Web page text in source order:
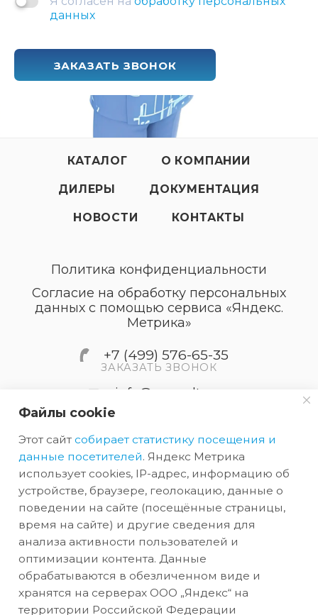
данных
ЗАКАЗАТЬ ЗВОНОК
КАТАЛОГ О КОМПАНИИ
ДИЛЕРЫ ДОКУМЕНТАЦИЯ
НОВОСТИ КОНТАКТЫ
Политика конфиденциальности
Согласие на обработку персональных
данных с помощью сервиса «Яндекс.
Метрика»
+7 (499) 576-65-35
ЗАКАЗАТЬ ЗВОНОК
info@accordtec.ru
шоссе, дом 41А, строение 1,
пом.22
2026 © Обращаем Ваше внимание на то, что вся
информация, размещенная на сайте, носит
информационный характер и не является
публичной офертой, определяемой
положениями Статьи 437 (2) ГК РФ.
Файлы cookie
Этот сайт собирает статистику посещения и
данные посетителей. Яндекс Метрика
использует cookies, IP-адрес, информацию об
устройстве, браузере, геолокацию, данные о
поведении на сайте (посещённые страницы,
время на сайте) и другие сведения для
анализа активности пользователей и
оптимизации контента. Данные
обрабатываются в обезличенном виде и
хранятся на серверах ООО „Яндекс“ на
территории Российской Федерации